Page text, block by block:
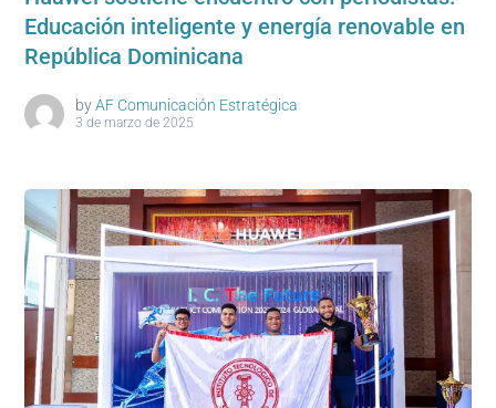
Educación inteligente y energía renovable en
República Dominicana
by AF Comunicación Estratégica
3 de marzo de 2025